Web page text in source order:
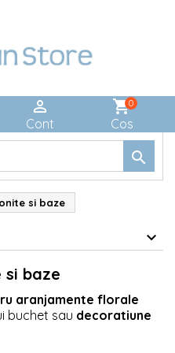

Cont
shopping_cart
Cos
0

si baze
baze
aranjamente florale
buchet sau decoratiune
frumusețea